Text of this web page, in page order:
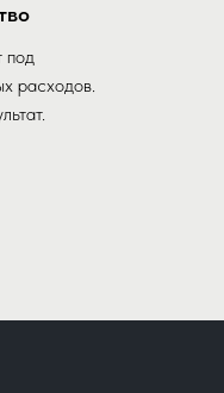
под
расходов.